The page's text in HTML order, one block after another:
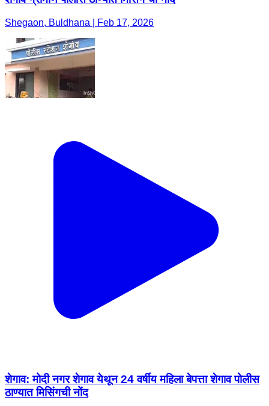
Shegaon, Buldhana | Feb 17, 2026
शेगाव: मोदी नगर शेगाव येथून 24 वर्षीय महिला बेपत्ता शेगाव पोलीस
ठाण्यात मिसिंगची नोंद